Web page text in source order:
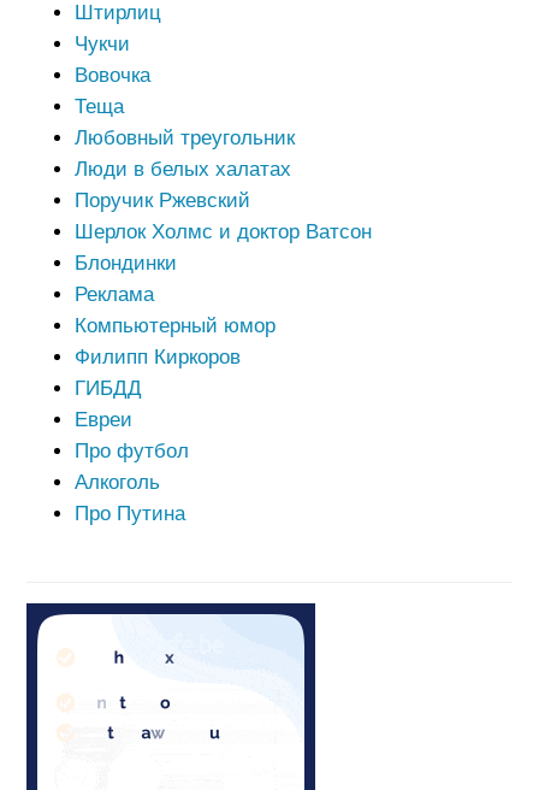
Штирлиц
Чукчи
Вовочка
Теща
Любовный треугольник
Люди в белых халатах
Поручик Ржевский
Шерлок Холмс и доктор Ватсон
Блондинки
Реклама
Компьютерный юмор
Филипп Киркоров
ГИБДД
Евреи
Про футбол
Алкоголь
Про Путина